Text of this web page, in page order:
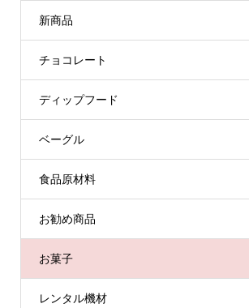
新商品
チョコレート
ディップフード
ベーグル
食品原材料
お勧め商品
お菓子
レンタル機材